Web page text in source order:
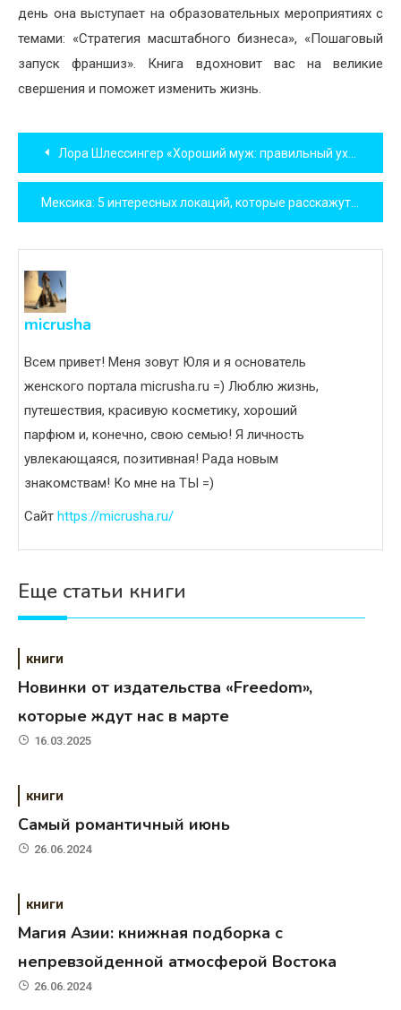
день она выступает на образовательных мероприятиях с
темами: «Стратегия масштабного бизнеса», «Пошаговый
запуск франшиз». Книга вдохновит вас на великие
свершения и поможет изменить жизнь.
Навигация
по
записям
Лора Шлессингер «Хороший муж: правильный уход и кормление…»
micrusha
Всем привет! Меня зовут Юля и я основатель
женского портала micrusha.ru =) Люблю жизнь,
путешествия, красивую косметику, хороший
парфюм и, конечно, свою семью! Я личность
увлекающаяся, позитивная! Рада новым
знакомствам! Ко мне на ТЫ =)
Сайт https://micrusha.ru/
Еще статьи книги
книги
Новинки от издательства «Freedom»,
которые ждут нас в марте
16.03.2025
книги
Самый романтичный июнь
26.06.2024
книги
Магия Азии: книжная подборка с
непревзойденной атмосферой Востока
26.06.2024